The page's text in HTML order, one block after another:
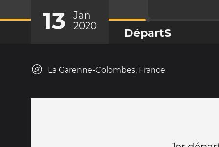
13
Jan
2020
DépartS
La Garenne-Colombes, France